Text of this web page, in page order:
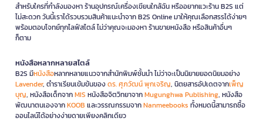
สำหรับใครที่กำลังมองหา ร้านอุปกรณ์เครื่องเขียนใกล้ฉัน หรืออยากแวะร้าน B2S แต่
ไม่สะดวก วันนี้เราได้รวบรวมสินค้าแนะนำจาก B2S Online มาให้คุณเลือกสรรได้ง่ายๆ
พร้อมตอบโจทย์ทุกไลฟ์สไตล์ ไม่ว่าคุณจะมองหา ร้านขายหนังสือ หรือสินค้าอื่นๆ
ก็ตาม
หนังสือหลากหลายสไตล์
B2S มีหนังสือหลากหลายแนวจากสำนักพิมพ์ชั้นนำ ไม่ว่าจะเป็นนิยายยอดนิยมอย่าง
Lavender, ตำราเรียนเข้มข้นของดร. ศุภวัฒน์ พุกเจริญ, นิตยสารอัปเดตจากเพ็ญ
บุญ, หนังสือเด็กจากMIS หนังสือจิตวิทยาจากMugunghwa Publishing, หนังสือ
พัฒนาตนเองจากKOOB และวรรณกรรมจากNanmeebooks ทั้งหมดนี้สามารถซื้อ
ออนไลน์ได้อย่างง่ายดายเพียงคลิกเดียว